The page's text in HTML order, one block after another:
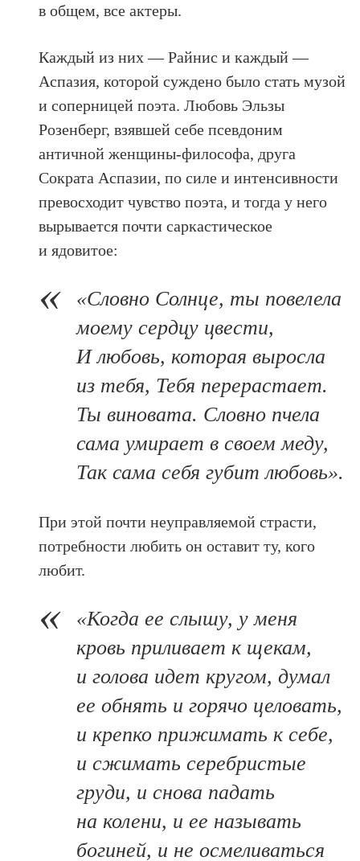
в общем, все актеры.
Каждый из них — Райнис и каждый —
Аспазия, которой суждено было стать музой
и соперницей поэта. Любовь Эльзы
Розенберг, взявшей себе псевдоним
античной женщины-философа, друга
Сократа Аспазии, по силе и интенсивности
превосходит чувство поэта, и тогда у него
вырывается почти саркастическое
и ядовитое:
«Словно Солнце, ты повелела
моему сердцу цвести,
И любовь, которая выросла
из тебя, Тебя перерастает.
Ты виновата. Словно пчела
сама умирает в своем меду,
Так сама себя губит любовь».
При этой почти неуправляемой страсти,
потребности любить он оставит ту, кого
любит.
«Когда ее слышу, у меня
кровь приливает к щекам,
и голова идет кругом, думал
ее обнять и горячо целовать,
и крепко прижимать к себе,
и сжимать серебристые
груди, и снова падать
на колени, и ее называть
богиней, и не осмеливаться